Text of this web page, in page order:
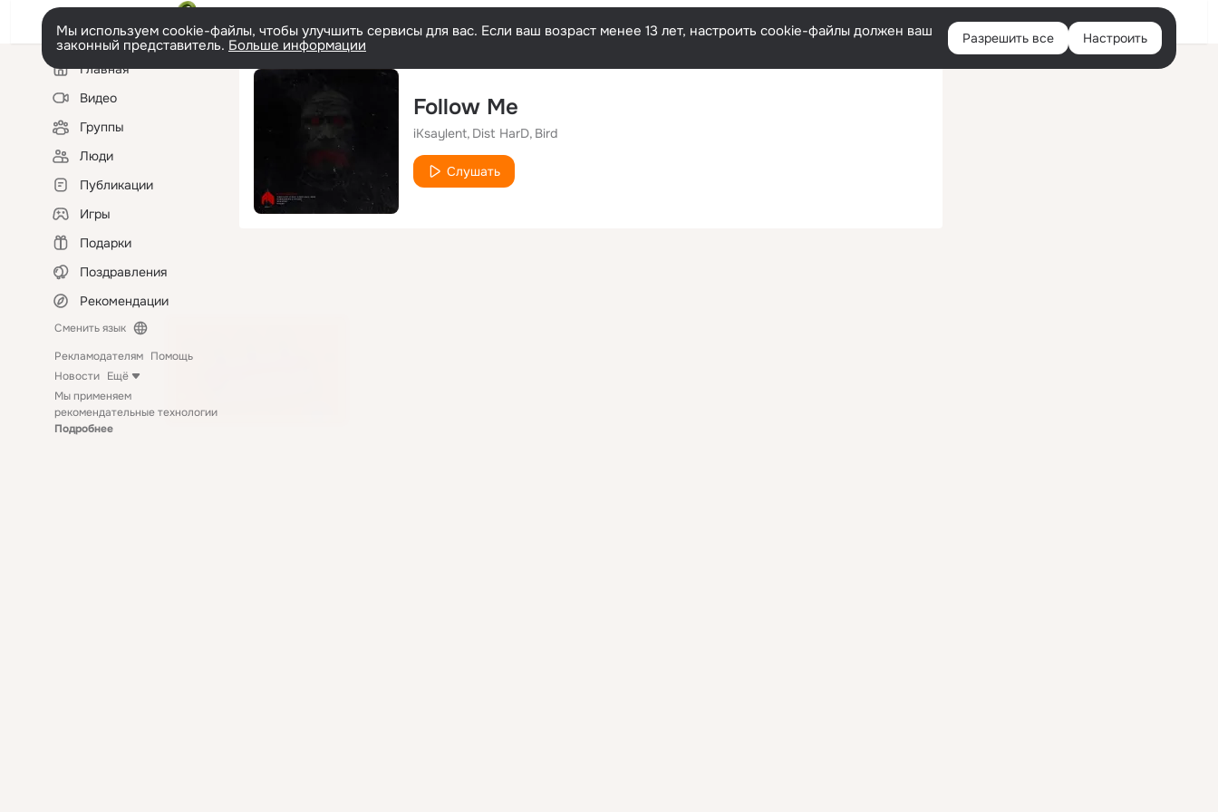
Войти
Мы используем cookie-файлы, чтобы улучшить сервисы для вас. Если ваш возраст менее 13 лет, настроить cookie-файлы должен ваш
законный представитель. Больше информации Разрешить все Настроить
Левая
колонкаГлавная
Видео
Группы
Люди
Публикации
Игры
Подарки
Поздравления
Рекомендации
Сменить язык
Рекламодателям Помощь
Новости Ещё
Мы применяем
рекомендательные технологии
Подробнее
Follow Me
iKsaylent Dist HarD Bird
Слушать